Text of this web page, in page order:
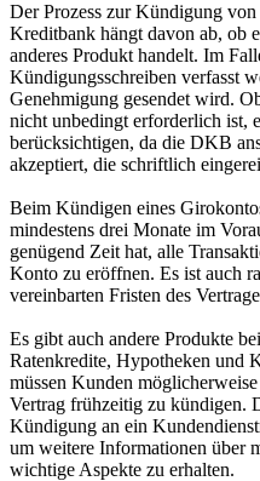
Der Prozess zur Kündigung
Kreditbank hängt davon ab, ob
anderes Produkt handelt. Im
Kündigungsschreiben verfasst
Genehmigung gesendet wird.
nicht unbedingt erforderlich ist,
berücksichtigen, da die DKB
akzeptiert, die schriftlich
Beim Kündigen eines
mindestens drei Monate im
genügend Zeit hat, alle
Konto zu eröffnen. Es ist auch
vereinbarten Fristen des
Es gibt auch andere Produkte
Ratenkredite, Hypotheken und
müssen Kunden
Vertrag frühzeitig zu kündigen.
Kündigung an ein
um weitere Informationen über
wichtige Aspekte zu erhalten.